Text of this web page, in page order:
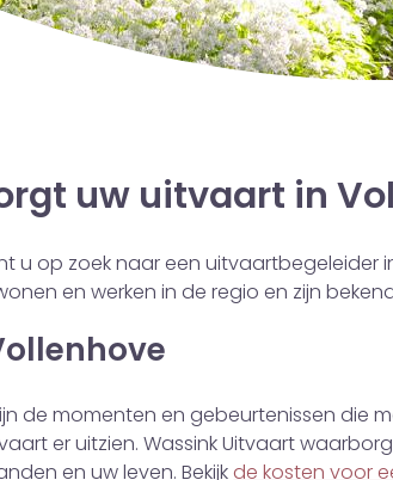
uw uitvaart in
u op zoek naar een uitvaartbegeleider
en werken in de regio en zijn
de momenten en gebeurtenissen die
er uitzien. Wassink Uitvaart
en uw leven. Bekijkde kosten voor